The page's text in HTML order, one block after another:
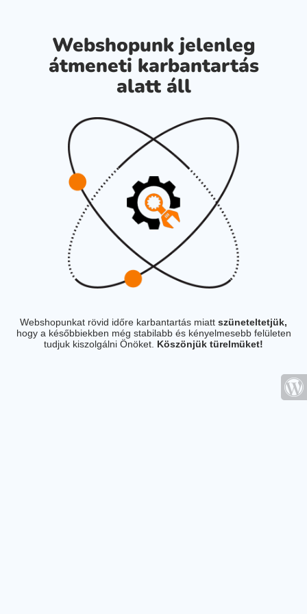
Webshopunk jelenleg
átmeneti karbantartás
alatt áll
Webshopunkat rövid időre karbantartás miatt szüneteltetjük,
hogy a későbbiekben még stabilabb és kényelmesebb felületen
tudjuk kiszolgálni Önöket. Köszönjük türelmüket!